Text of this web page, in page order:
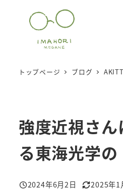
トップページ ブログ
強度近視さ
る東海光学
投稿日
2024年6月2日
更新日
2025年1